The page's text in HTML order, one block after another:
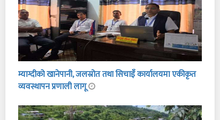
म्याग्दीको खानेपानी, जलस्रोत तथा सिचाइँ कार्यालयमा एकीकृत
व्यवस्थापन प्रणाली लागू